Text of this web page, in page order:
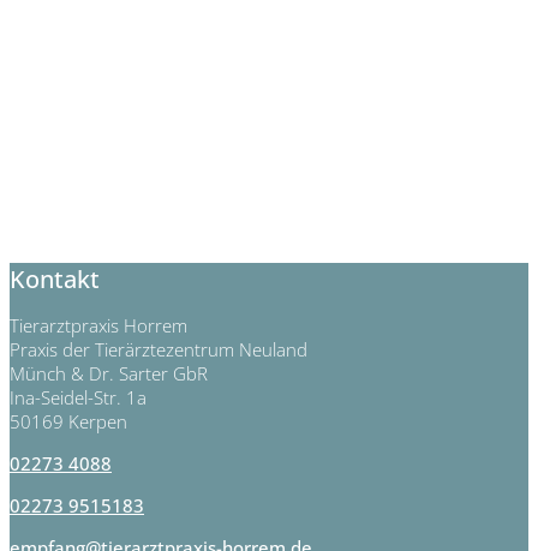
Kontakt
Tierarztpraxis Horrem
Praxis der Tierärztezentrum Neuland
Münch & Dr. Sarter GbR
Ina-Seidel-Str. 1a
50169 Kerpen
02273 4088
02273 9515183